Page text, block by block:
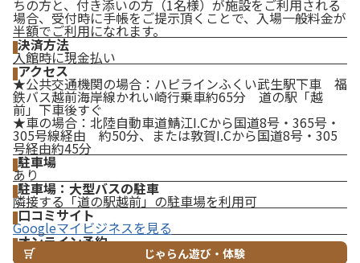
ちの方と、付き添いの方（1名様）が施設をご利用される
場合、受付時に手帳をご提示頂くことで、入場一般料金が
半額でご利用になれます。
決済方法
入館時に現金払い
アクセス
★公共交通機関の場合：ハピラインふくい武生駅下車 福
鉄バス越前海岸線かれい崎行乗車約65分 道の駅「越
前」下車後すぐ
★車の場合：北陸自動車道鯖江I.Cから国道8号・365号・
305号線経由 約50分、または敦賀I.Cから国道8号・305
号経由約45分
駐車場
あり
駐車場：大型バスの駐車
隣接する「道の駅越前」の駐車場を利用可
口コミサイト
Googleマイビジネスを見る
オンライン予約
じゃらん遊び・体験